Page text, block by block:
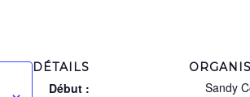
DÉTAILS
Début :
Sandy